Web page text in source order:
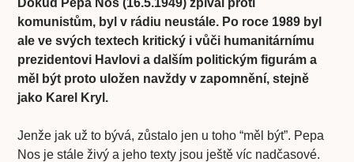
komunistům, byl v rádiu neustále. Po roce 1989 byl
ale ve svých textech kritický i vůči humanitárnímu
prezidentovi Havlovi a dalším politickým figurám a
měl být proto uložen navždy v zapomnění, stejně
jako Karel Kryl.
Jenže jak už to bývá, zůstalo jen u toho “měl být”. Pepa
Nos je stále živý a jeho texty jsou ještě víc nadčasové.